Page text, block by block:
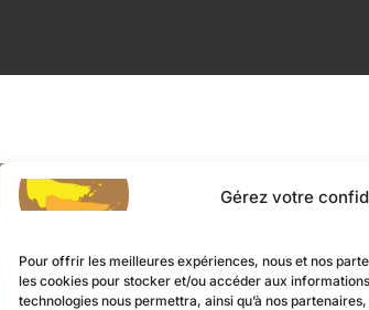
Gérez votre
Pour offrir les meilleures expériences, nous et nos
les cookies pour stocker et/ou accéder aux
technologies nous permettra, ainsi qu’à nos